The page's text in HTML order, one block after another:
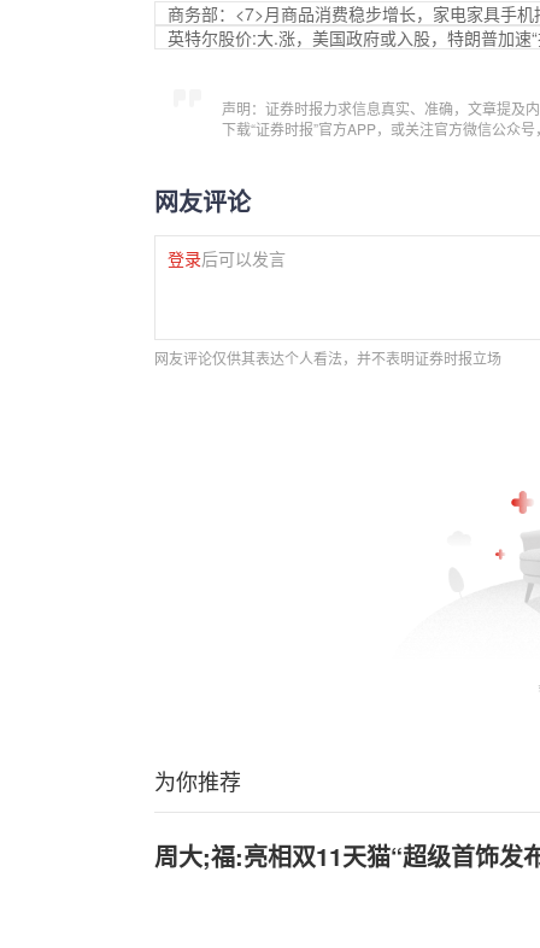
商务部：<7>月商品消费稳步增长，家电家具手机
英特尔股价:大.涨，美国政府或入股，特朗普加速
声明：证券时报力求信息真实、准确，文章提及
下载“证券时报”官方APP，或关注官方微信公众
网友评论
登录后可以发言
网友评论仅供其表达个人看法，并不表明证券时报立场
为你推荐
周大;福:亮相双11天猫“超级首饰发